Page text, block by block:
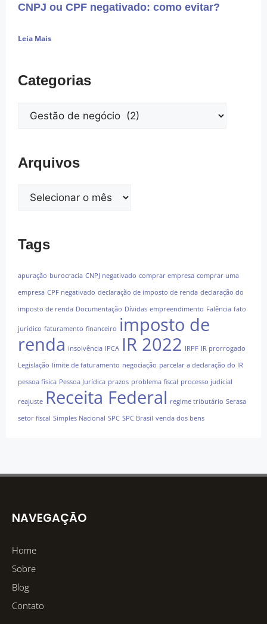
CNPJ ou CPF negativado: como evitar?
Leia Mais
Categorias
Arquivos
Tags
apuração burocracia CNPJ negativado comprar empresa comprar uma
empresa CPF negativado declaração de imposto de renda declaração do
imposto de renda Documentação Dívidas empreendimento Falência fato
jurídico faturamento financeiro imposto de
renda insolvência IPCA IR 2022 IRPF IR prorrogado
Legislação limite de faturamento negociação parcelar a declaração do IR
pessoa física Pessoa Jurídica prazos problema fiscal processo judicial
reajuste Receita Federal regime tributário Serasa
setor fiscal Simples Nacional SPC SPC Brasil venda dos bens
NAVEGAÇÃO
Home
Sobre
Blog
Contato